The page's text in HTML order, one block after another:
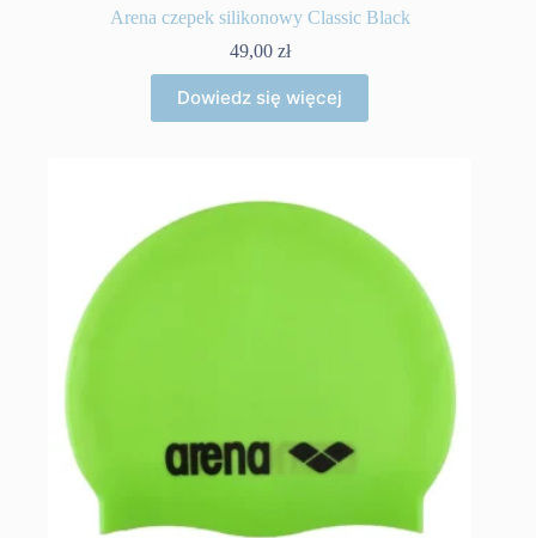
Arena czepek silikonowy Classic Black
49,00 zł
Dowiedz się więcej